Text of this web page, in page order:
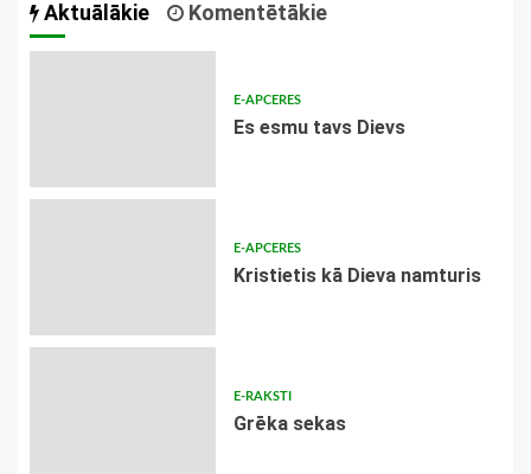
Aktuālākie Komentētākie
E-APCERES
Es esmu tavs Dievs
E-APCERES
Kristietis kā Dieva namturis
E-RAKSTI
Grēka sekas